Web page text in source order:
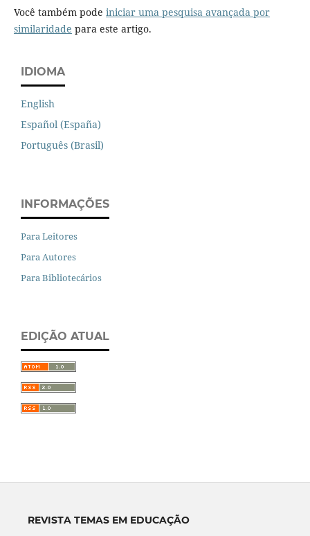
Você também pode iniciar uma pesquisa avançada por
similaridade para este artigo.
IDIOMA
English
Español (España)
Português (Brasil)
INFORMAÇÕES
Para Leitores
Para Autores
Para Bibliotecários
EDIÇÃO ATUAL
REVISTA TEMAS EM EDUCAÇÃO